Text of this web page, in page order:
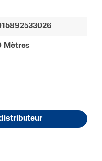
et du câbleur -
une protection
une isolation de
Mètres